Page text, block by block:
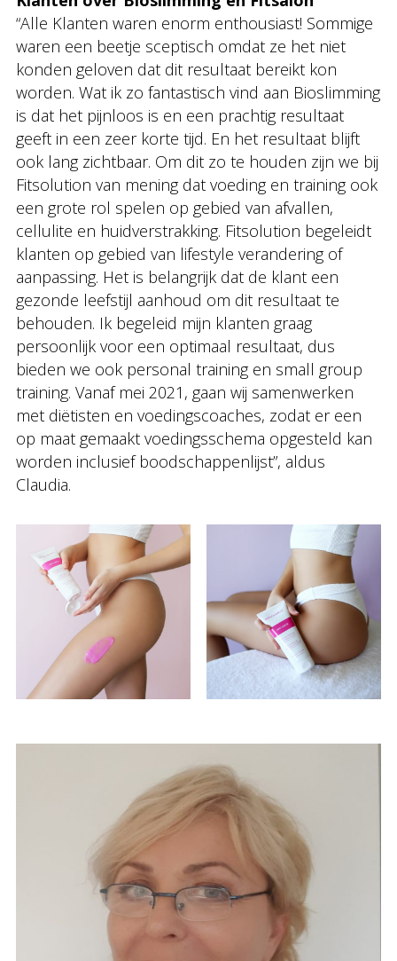
“Alle Klanten waren enorm enthousiast! Sommige
waren een beetje sceptisch omdat ze het niet
konden geloven dat dit resultaat bereikt kon
worden. Wat ik zo fantastisch vind aan Bioslimming
is dat het pijnloos is en een prachtig resultaat
geeft in een zeer korte tijd. En het resultaat blijft
ook lang zichtbaar. Om dit zo te houden zijn we bij
Fitsolution van mening dat voeding en training ook
een grote rol spelen op gebied van afvallen,
cellulite en huidverstrakking. Fitsolution begeleidt
klanten op gebied van lifestyle verandering of
aanpassing. Het is belangrijk dat de klant een
gezonde leefstijl aanhoud om dit resultaat te
behouden. Ik begeleid mijn klanten graag
persoonlijk voor een optimaal resultaat, dus
bieden we ook personal training en small group
training. Vanaf mei 2021, gaan wij samenwerken
met diëtisten en voedingscoaches, zodat er een
op maat gemaakt voedingsschema opgesteld kan
worden inclusief boodschappenlijst”, aldus
Claudia.